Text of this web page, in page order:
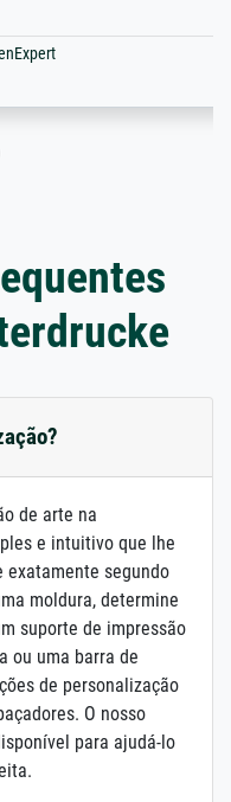
de arte na
e intuitivo que lhe
exatamente segundo
moldura, determine
suporte de impressão
ou uma barra de
de personalização
O nosso
para ajudá-lo